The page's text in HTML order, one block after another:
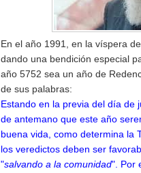
En el año 1991, en la víspera
dando una bendición especial
año 5752 sea un año de
de sus palabras:
Estando en la previa del día de
de antemano que este año
buena vida, como determina la
los veredictos deben ser
"salvando a la comunidad". Por